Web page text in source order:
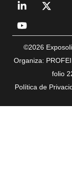
©2026
Organiza:
folio
Política de